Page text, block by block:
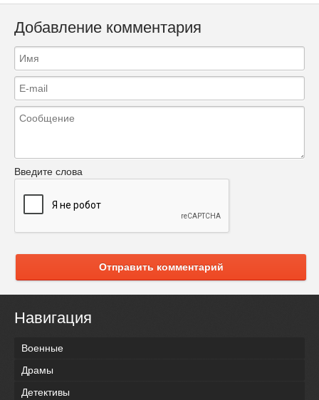
Добавление комментария
Введите слова
Отправить комментарий
Навигация
Военные
Драмы
Детективы